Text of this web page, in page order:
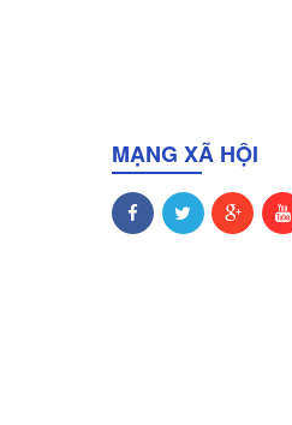
MẠNG XÃ HỘI